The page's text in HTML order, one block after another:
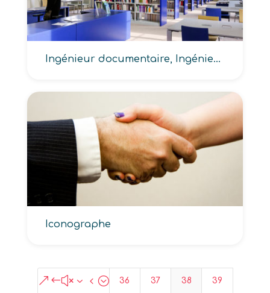
Ingénieur documentaire, Ingénieur en bibliothéconomie
Iconographe
&#x34; 36 37 38 39